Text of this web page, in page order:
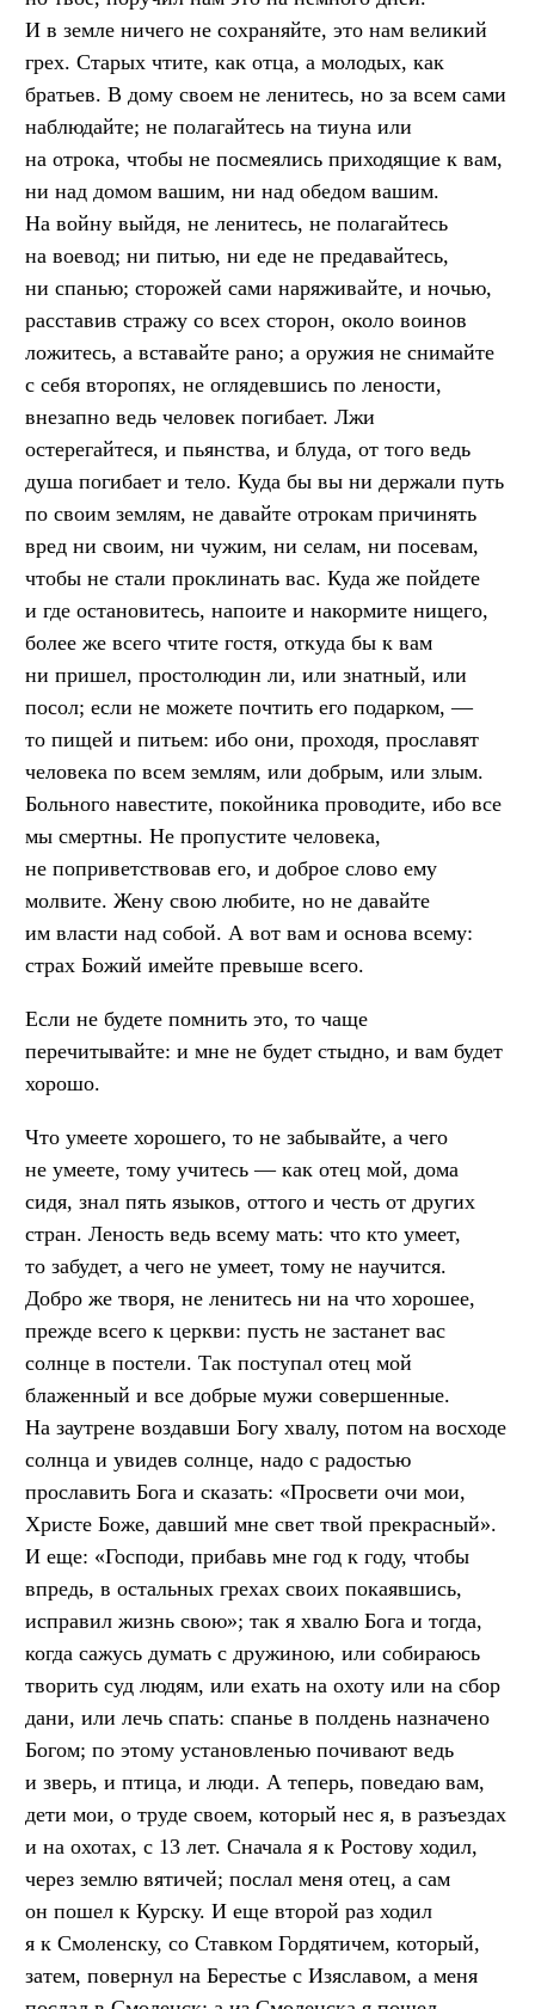
И в земле ничего не сохраняйте, это нам великий
грех. Старых чтите, как отца, а молодых, как
братьев. В дому своем не ленитесь, но за всем сами
наблюдайте; не полагайтесь на тиуна или
на отрока, чтобы не посмеялись приходящие к вам,
ни над домом вашим, ни над обедом вашим.
На войну выйдя, не ленитесь, не полагайтесь
на воевод; ни питью, ни еде не предавайтесь,
ни спанью; сторожей сами наряживайте, и ночью,
расставив стражу со всех сторон, около воинов
ложитесь, а вставайте рано; а оружия не снимайте
с себя второпях, не оглядевшись по лености,
внезапно ведь человек погибает. Лжи
остерегайтеся, и пьянства, и блуда, от того ведь
душа погибает и тело. Куда бы вы ни держали путь
по своим землям, не давайте отрокам причинять
вред ни своим, ни чужим, ни селам, ни посевам,
чтобы не стали проклинать вас. Куда же пойдете
и где остановитесь, напоите и накормите нищего,
более же всего чтите гостя, откуда бы к вам
ни пришел, простолюдин ли, или знатный, или
посол; если не можете почтить его подарком, —
то пищей и питьем: ибо они, проходя, прославят
человека по всем землям, или добрым, или злым.
Больного навестите, покойника проводите, ибо все
мы смертны. Не пропустите человека,
не поприветствовав его, и доброе слово ему
молвите. Жену свою любите, но не давайте
им власти над собой. А вот вам и основа всему:
страх Божий имейте превыше всего.
Если не будете помнить это, то чаще
перечитывайте: и мне не будет стыдно, и вам будет
хорошо.
Что умеете хорошего, то не забывайте, а чего
не умеете, тому учитесь — как отец мой, дома
сидя, знал пять языков, оттого и честь от других
стран. Леность ведь всему мать: что кто умеет,
то забудет, а чего не умеет, тому не научится.
Добро же творя, не ленитесь ни на что хорошее,
прежде всего к церкви: пусть не застанет вас
солнце в постели. Так поступал отец мой
блаженный и все добрые мужи совершенные.
На заутрене воздавши Богу хвалу, потом на восходе
солнца и увидев солнце, надо с радостью
прославить Бога и сказать: «Просвети очи мои,
Христе Боже, давший мне свет твой прекрасный».
И еще: «Господи, прибавь мне год к году, чтобы
впредь, в остальных грехах своих покаявшись,
исправил жизнь свою»; так я хвалю Бога и тогда,
когда сажусь думать с дружиною, или собираюсь
творить суд людям, или ехать на охоту или на сбор
дани, или лечь спать: спанье в полдень назначено
Богом; по этому установленью почивают ведь
и зверь, и птица, и люди. А теперь, поведаю вам,
дети мои, о труде своем, который нес я, в разъездах
и на охотах, с 13 лет. Сначала я к Ростову ходил,
через землю вятичей; послал меня отец, а сам
он пошел к Курску. И еще второй раз ходил
я к Смоленску, со Ставком Гордятичем, который,
затем, повернул на Берестье с Изяславом, а меня